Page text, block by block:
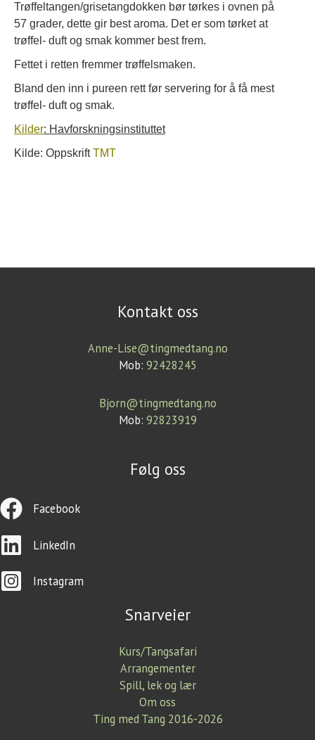
Trøffeltangen/grisetangdokken bør tørkes i ovnen på
57 grader, dette gir best aroma. Det er som tørket at
trøffel- duft og smak kommer best frem.
Fettet i retten fremmer trøffelsmaken.
Bland den inn i pureen rett før servering for å få mest
trøffel- duft og smak.
Kilder: Havforskningsinstituttet
Kilde: OppskriftTMT
Kontakt oss
Anne-Lise@tingmedtang.no
Mob: 92428245
Bjorn@tingmedtang.no
Mob: 92823919
Følg oss
Facebook
LinkedIn
Instagram
Snarveier
Kurs/Tangsafari
Arrangementer
Spill, lek og lær
Om oss
Ting med Tang 2016-2026